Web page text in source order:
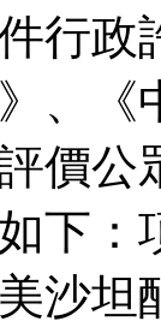
行
、《
價公
下：
沙坦